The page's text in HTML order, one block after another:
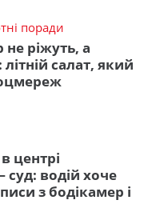
поради
не ріжуть, а
салат, який
центрі
водій хоче
з бодікамер і